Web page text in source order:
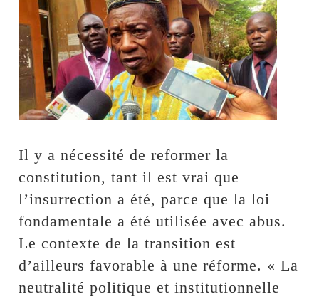
Il y a nécessité de reformer la
constitution, tant il est vrai que
l’insurrection a été, parce que la loi
fondamentale a été utilisée avec abus.
Le contexte de la transition est
d’ailleurs favorable à une réforme. « La
neutralité politique et institutionnelle